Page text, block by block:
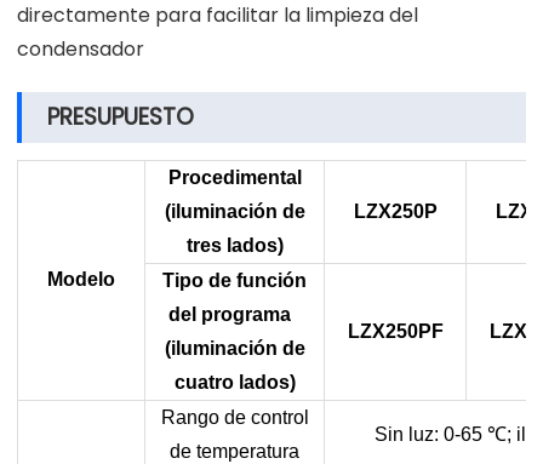
directamente para facilitar la limpieza del
condensador
PRESUPUESTO
Modelo
Procedimental
(iluminación de
tres lados)
LZX250P
Tipo de función
del programa
(iluminación de
cuatro lados)
LZX250PF
Rango de control
de temperatura
Sin luz: 0-65 ℃;